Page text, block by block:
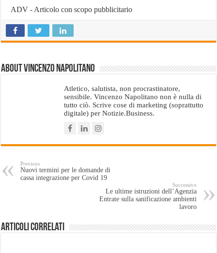
ADV - Articolo con scopo pubblicitario
About Vincenzo Napolitano
Atletico, salutista, non procrastinatore,
sensibile. Vincenzo Napolitano non è nulla di
tutto ciò. Scrive cose di marketing (soprattutto
digitale) per Notizie.Business.
Previous
Nuovi termini per le domande di
cassa integrazione per Covid 19
Successivo
Le ultime istruzioni dell’Agenzia
Entrate sulla sanificazione ambienti
lavoro
Articoli Correlati